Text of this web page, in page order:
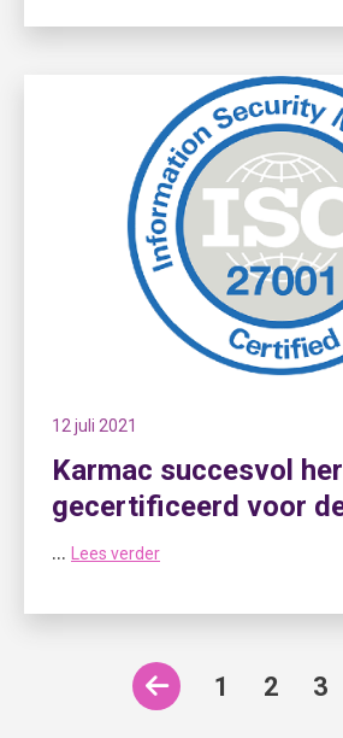
12 juli 2021
Karmac succesvol
gecertificeerd voor
... Lees verder
1 2 3